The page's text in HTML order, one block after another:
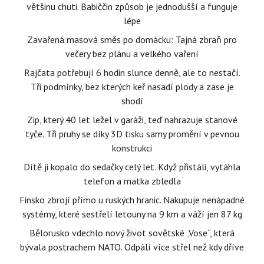
většinu chuti. Babiččin způsob je jednodušší a funguje
lépe
Zavařená masová směs po domácku: Tajná zbraň pro
večery bez plánu a velkého vaření
Rajčata potřebují 6 hodin slunce denně, ale to nestačí.
Tři podmínky, bez kterých keř nasadí plody a zase je
shodí
Zip, který 40 let ležel v garáži, teď nahrazuje stanové
tyče. Tři pruhy se díky 3D tisku samy promění v pevnou
konstrukci
Dítě ji kopalo do sedačky celý let. Když přistáli, vytáhla
telefon a matka zbledla
Finsko zbrojí přímo u ruských hranic. Nakupuje nenápadné
systémy, které sestřelí letouny na 9 km a váží jen 87 kg
Bělorusko vdechlo nový život sovětské „Vose“, která
bývala postrachem NATO. Odpálí více střel než kdy dříve